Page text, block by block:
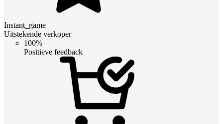
Instant_game
Uitstekende verkoper
100%
Positieve feedback